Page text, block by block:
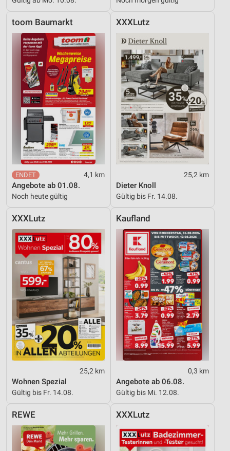
toom Baumarkt
4,1 km
Angebote ab 01.08.
Noch heute gültig
XXXLutz
25,2 km
Dieter Knoll
Gültig bis Fr. 14.08.
XXXLutz
25,2 km
Wohnen Spezial
Gültig bis Fr. 14.08.
Kaufland
0,3 km
Angebote ab 06.08.
Gültig bis Mi. 12.08.
REWE XXXLutz